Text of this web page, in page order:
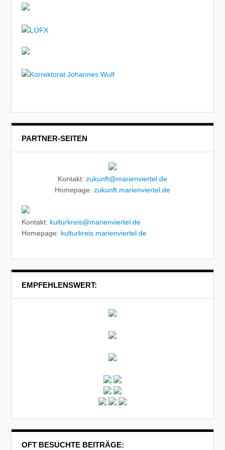
PARTNER-SEITEN
Kontakt: zukunft@marienviertel.de
Homepage: zukunft.marienviertel.de
Kontakt: kulturkreis@marienviertel.de
Homepage: kulturkreis.marienviertel.de
EMPFEHLENSWERT:
OFT BESUCHTE BEITRÄGE: